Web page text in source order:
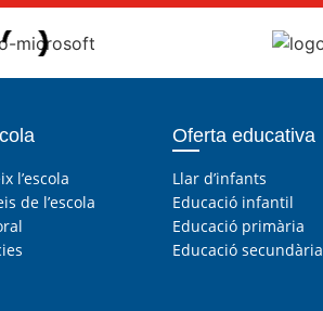
l’escola
de l’escola
Oferta educativa
Llar d’infants
Educació infantil
Educació primària
Educació secundària